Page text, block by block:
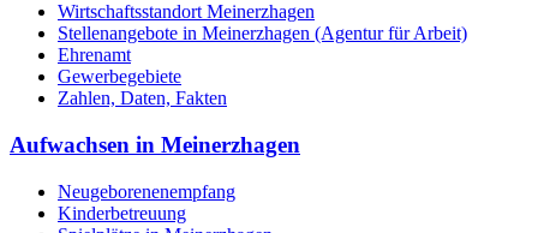
Wirtschaftsstandort Meinerzhagen
Stellenangebote in Meinerzhagen (Agentur für Arbeit)
Ehrenamt
Gewerbegebiete
Zahlen, Daten, Fakten
Aufwachsen in Meinerzhagen
Neugeborenenempfang
Kinderbetreuung